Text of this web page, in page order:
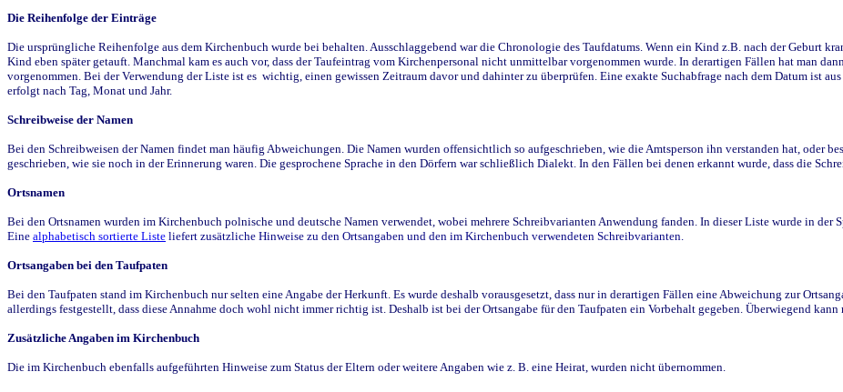
Die Reihenfolge der Einträge
Die ursprüngliche Reihenfolge aus dem Kirchenbuch wurde bei behalten. Ausschlaggebend war die Chronologie des Taufdatums. Wenn ein Kind z.B. nach der Geburt
Kind eben später getauft. Manchmal kam es auch vor, dass der Taufeintrag vom Kirchenpersonal nicht unmittelbar vorgenommen wurde. In derartigen Fällen hat man
vorgenommen. Bei der Verwendung der Liste ist es wichtig, einen gewissen Zeitraum davor und dahinter zu überprüfen. Eine exakte Suchabfrage nach dem Datum ist
erfolgt nach Tag, Monat und Jahr.
Schreibweise der Namen
Bei den Schreibweisen der Namen findet man häufig Abweichungen. Die Namen wurden offensichtlich so aufgeschrieben, wie die Amtsperson ihn verstanden hat, oder
geschrieben, wie sie noch in der Erinnerung waren. Die gesprochene Sprache in den Dörfern war schließlich Dialekt. In den Fällen bei denen erkannt wurde, dass die
Ortsnamen
Bei den Ortsnamen wurden im Kirchenbuch polnische und deutsche Namen verwendet, wobei mehrere Schreibvarianten Anwendung fanden. In dieser Liste wurde in der
Eine alphabetisch sortierte Liste liefert zusätzliche Hinweise zu den Ortsangaben und den im Kirchenbuch verwendeten Schreibvarianten.
Ortsangaben bei den Taufpaten
Bei den Taufpaten stand im Kirchenbuch nur selten eine Angabe der Herkunft. Es wurde deshalb vorausgesetzt, dass nur in derartigen Fällen eine Abweichung zur
allerdings festgestellt, dass diese Annahme doch wohl nicht immer richtig ist. Deshalb ist bei der Ortsangabe für den Taufpaten ein Vorbehalt gegeben. Überwiegend
Zusätzliche Angaben im Kirchenbuch
Die im Kirchenbuch ebenfalls aufgeführten Hinweise zum Status der Eltern oder weitere Angaben wie z. B. eine Heirat, wurden nicht übernommen.